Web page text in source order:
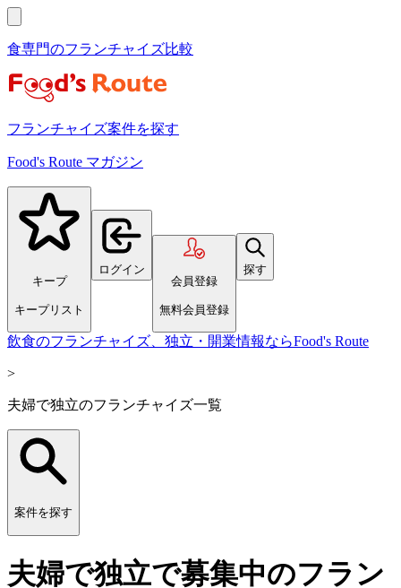
食専門のフランチャイズ比較
フランチャイズ案件を探す
Food's Route マガジン
キープ
キープリスト
ログイン
会員登録
無料会員登録
探す
飲食のフランチャイズ、独立・開業情報ならFood's Route
>
夫婦で独立のフランチャイズ一覧
案件を探す
夫婦で独立で募集中のフラン